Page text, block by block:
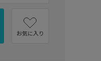
お気に入り